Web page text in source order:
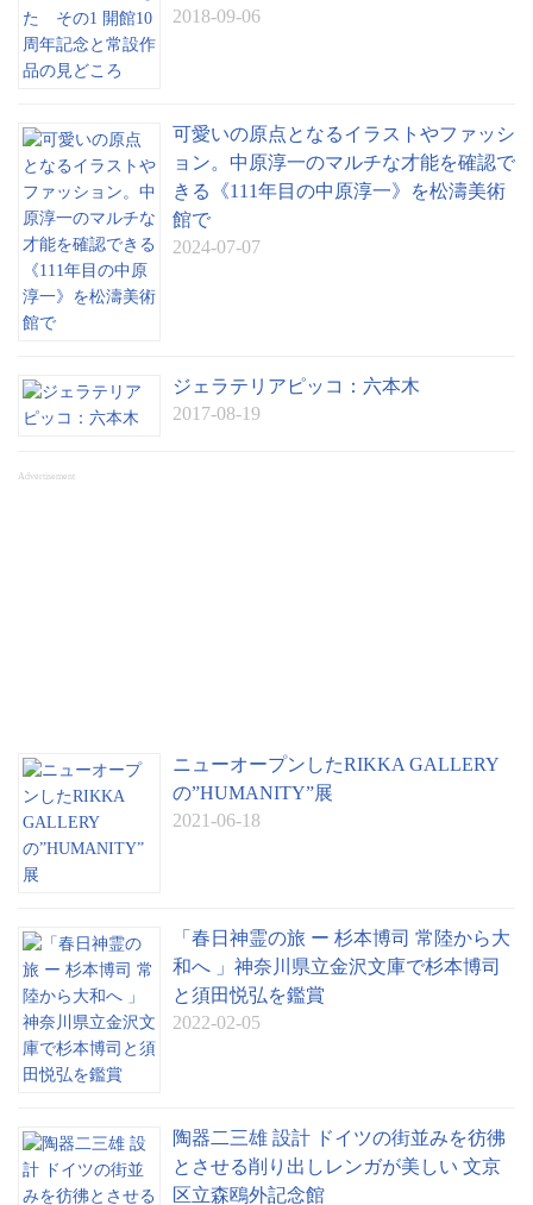
2018-09-06
可愛いの原点となるイラストやファッシ
ョン。中原淳一のマルチな才能を確認で
きる《111年目の中原淳一》を松濤美術
館で
2024-07-07
ジェラテリアピッコ：六本木
2017-08-19
Advertisement
ニューオープンしたRIKKA GALLERY
の”HUMANITY”展
2021-06-18
「春日神霊の旅 ー 杉本博司 常陸から大
和へ 」神奈川県立金沢文庫で杉本博司
と須田悦弘を鑑賞
2022-02-05
陶器二三雄 設計 ドイツの街並みを彷彿
とさせる削り出しレンガが美しい 文京
区立森鴎外記念館